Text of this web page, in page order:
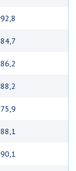
92,8
84,7
86,2
88,2
75,9
88,1
90,1